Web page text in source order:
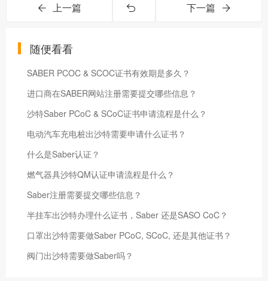
上一篇 下一篇
随便看看
SABER PCOC & SCOC证书有效期是多久？
进口商在SABER网站注册需要提交哪些信息？
沙特Saber PCoC & SCoC证书申请流程是什么？
电动汽车充电桩出沙特需要申请什么证书？
什么是Saber认证？
燃气器具沙特QM认证申请流程是什么？
Saber注册需要提交哪些信息？
半挂车出沙特办理什么证书，Saber 还是SASO CoC？
口罩出沙特需要做Saber PCoC, SCoC, 还是其他证书？
阀门出沙特需要做Saber吗？